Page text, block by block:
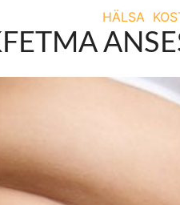
HÄLSA